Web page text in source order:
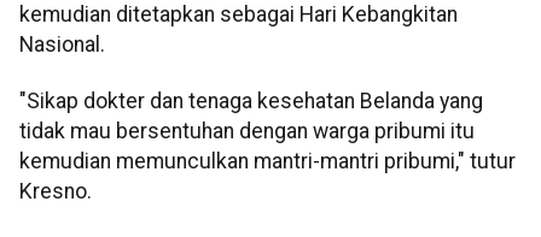
kemudian ditetapkan sebagai Hari Kebangkitan
Nasional.
"Sikap dokter dan tenaga kesehatan Belanda yang
tidak mau bersentuhan dengan warga pribumi itu
kemudian memunculkan mantri-mantri pribumi," tutur
Kresno.